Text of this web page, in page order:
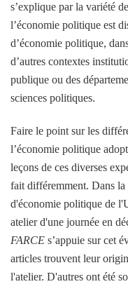
s’explique par la variété
l’économie politique est
d’économie politique,
d’autres contextes
publique ou des
sciences politiques.
Faire le point sur les
l’économie politique
leçons de ces diverses
fait différemment. Dans
d'économie politique de
atelier d'une journée en
FARCE s’appuie sur cet
articles trouvent leur
l'atelier. D'autres ont été